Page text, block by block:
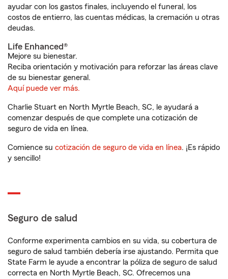
ayudar con los gastos finales, incluyendo el funeral, los
costos de entierro, las cuentas médicas, la cremación u otras
deudas.
Life Enhanced®
Mejore su bienestar.
Reciba orientación y motivación para reforzar las áreas clave
de su bienestar general.
Aquí puede ver más.
Charlie Stuart en North Myrtle Beach, SC, le ayudará a
comenzar después de que complete una cotización de
seguro de vida en línea.
Comience su cotización de seguro de vida en línea. ¡Es rápido
y sencillo!
Seguro de salud
Conforme experimenta cambios en su vida, su cobertura de
seguro de salud también debería irse ajustando. Permita que
State Farm le ayude a encontrar la póliza de seguro de salud
correcta en North Myrtle Beach, SC. Ofrecemos una